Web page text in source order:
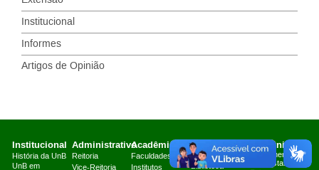
Institucional
Informes
Artigos de Opinião
Institucional
História da UnB
UnB em
Administrativo
Reitoria
Vice-Reitoria
Acadêmico
Faculdades
Institutos
Serviços
Arquivo Central
Biblioteca
Comunicação
Atendimento a
Jornalistas